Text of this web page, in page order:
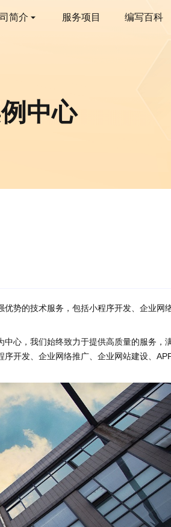
简介 服务项目 编写百科
中心
势的技术服务，包括小程序开发、企业网络
心，我们始终致力于提供高质量的服务，
开发、企业网络推广、企业网站建设、